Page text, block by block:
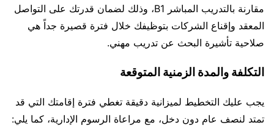
مقارنة بالتدريب المباشر B1، وذلك لضمان قدرتك على التواصل
المعقد وإقناع الشركات بتوظيفك خلال فترة قصيرة جداً هي
صلاحية تأشيرة البحث عن تدريب مهني.
التكلفة والمدة الزمنية المتوقعة
يجب عليك التخطيط لميزانية دقيقة تغطي فترة إقامتك التي قد
تمتد لنصف عام دون دخل، مع مراعاة الرسوم الإدارية، كما يلي: